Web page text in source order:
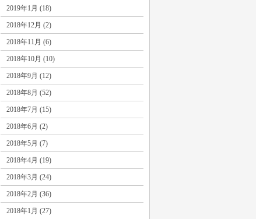
2019年1月 (18)
2018年12月 (2)
2018年11月 (6)
2018年10月 (10)
2018年9月 (12)
2018年8月 (52)
2018年7月 (15)
2018年6月 (2)
2018年5月 (7)
2018年4月 (19)
2018年3月 (24)
2018年2月 (36)
2018年1月 (27)